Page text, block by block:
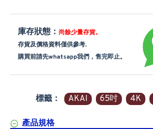
庫存狀態： 尚餘少量存貨。
存貨及價格資料僅供參考,
購買前請先whatsapp我們，售完即止。
標籤： AKAI 65吋 4K
產品規格